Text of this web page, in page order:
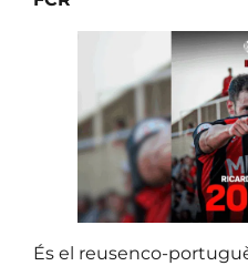
És el reusenco-